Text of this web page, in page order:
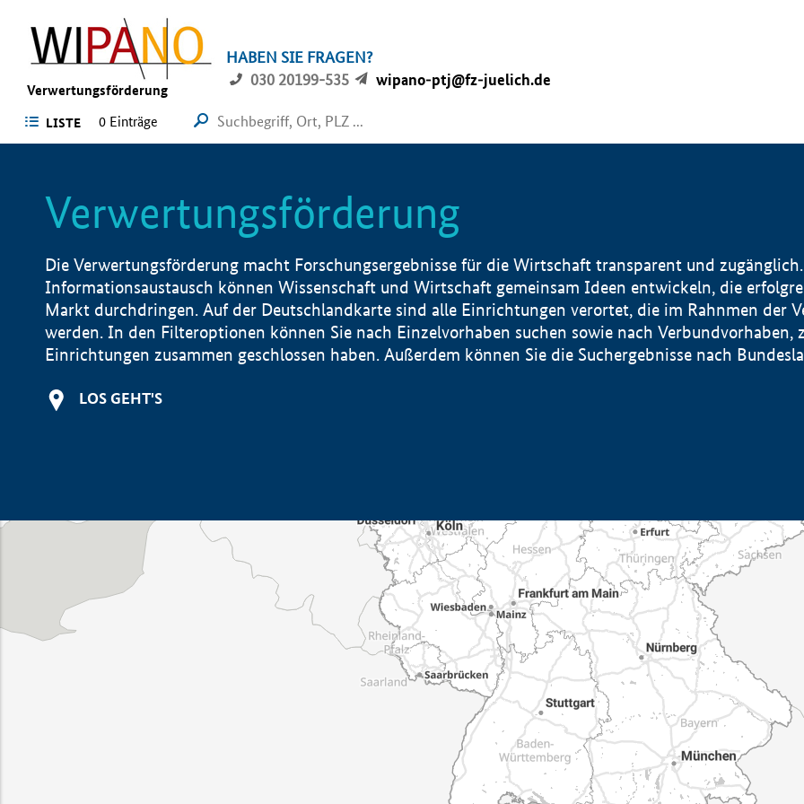
Verwertungsförderung
HABEN SIE FRAGEN?
030 20199-535
wipano-ptj@fz-juelich.de
LISTE 0 Einträge
Verwertungsförderung
Die Verwertungsförderung macht Forschungsergebnisse für die Wirtschaft transparent und
Informationsaustausch können Wissenschaft und Wirtschaft gemeinsam Ideen entwickeln, die
Markt durchdringen. Auf der Deutschlandkarte sind alle Einrichtungen verortet, die im Rahnmen der
werden. In den Filteroptionen können Sie nach Einzelvorhaben suchen sowie nach Verbundvorhaben,
Einrichtungen zusammen geschlossen haben. Außerdem können Sie die Suchergebnisse nach
LOS GEHT'S